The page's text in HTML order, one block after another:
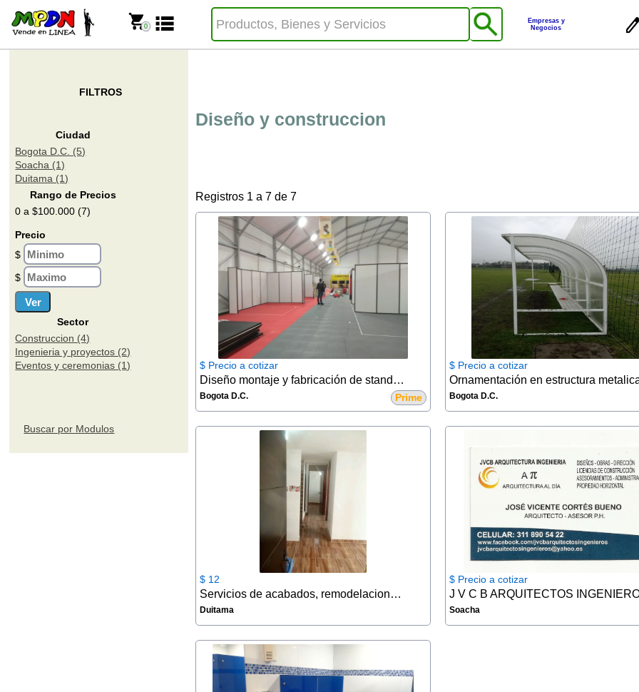
0
Empresas y
Negocios
FILTROS
Ciudad
Bogota D.C. (5)
Soacha (1)
Duitama (1)
Rango de Precios
0 a $100.000 (7)
Precio
$
$
Sector
Construccion (4)
Ingenieria y proyectos (2)
Eventos y ceremonias (1)
Buscar por Modulos
Diseño y construccion
Registros 1 a 7 de 7
$ Precio a cotizar
Diseño montaje y fabricación de stands ferias y eventos
Bogota D.C. Prime
$ Precio a cotizar
Ornamentación en estructura
Bogota D.C.
$ 12
Servicios de acabados, remodelaciones y arreglos
Duitama
$ Precio a cotizar
J V C B ARQUITECTOS
Soacha